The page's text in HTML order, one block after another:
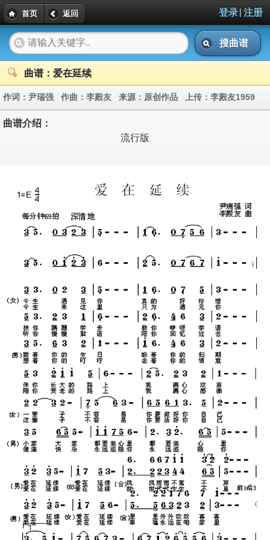
首页 返回 登录| 注册
搜曲谱
曲谱：爱在延续
作词： 尹瑞强 作曲： 李殿友 来源： 原创作品 上传： 李殿友1959
曲谱介绍：
流行版